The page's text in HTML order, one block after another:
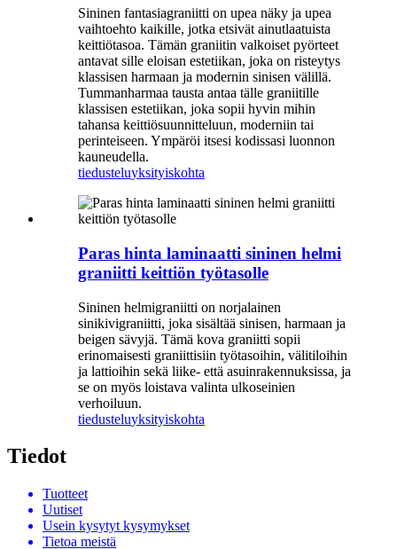
Sininen fantasiagraniitti on upea näky ja upea
vaihtoehto kaikille, jotka etsivät ainutlaatuista
keittiötasoa. Tämän graniitin valkoiset pyörteet
antavat sille eloisan estetiikan, joka on risteytys
klassisen harmaan ja modernin sinisen välillä.
Tummanharmaa tausta antaa tälle graniitille
klassisen estetiikan, joka sopii hyvin mihin
tahansa keittiösuunnitteluun, moderniin tai
perinteiseen. Ympäröi itsesi kodissasi luonnon
kauneudella.
tiedusteluyksityiskohta
Paras hinta laminaatti sininen helmi
graniitti keittiön työtasolle
Sininen helmigraniitti on norjalainen
sinikivigraniitti, joka sisältää sinisen, harmaan ja
beigen sävyjä. Tämä kova graniitti sopii
erinomaisesti graniittisiin työtasoihin, välitiloihin
ja lattioihin sekä liike- että asuinrakennuksissa, ja
se on myös loistava valinta ulkoseinien
verhoiluun.
tiedusteluyksityiskohta
Tiedot
Tuotteet
Uutiset
Usein kysytyt kysymykset
Tietoa meistä